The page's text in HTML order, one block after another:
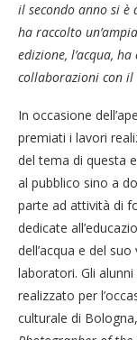
il secondo anno si è
ha raccolto
edizione, l’acqua,
collaborazioni con il
In occasione
premiati i lavori
del tema di questa
al pubblico sino a
parte ad attività di
dedicate
dell’acqua e del
laboratori. Gli
realizzato per
culturale di